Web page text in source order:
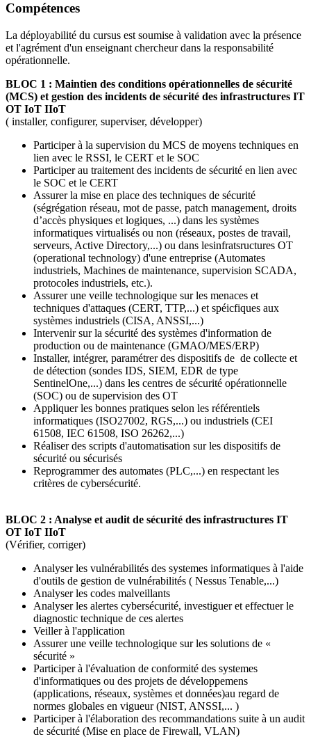
Compétences
La déployabilité du cursus est soumise à validation avec la présence
et l'agrément d'un enseignant chercheur dans la responsabilité
opérationnelle.
BLOC 1 : Maintien des conditions opérationnelles de sécurité
(MCS) et gestion des incidents de sécurité des infrastructures IT
OT IoT IIoT
( installer, configurer, superviser, développer)
Participer à la supervision du MCS de moyens techniques en
lien avec le RSSI, le CERT et le SOC
Participer au traitement des incidents de sécurité en lien avec
le SOC et le CERT
Assurer la mise en place des techniques de sécurité
(ségrégation réseau, mot de passe, patch management, droits
d’accès physiques et logiques, ...) dans les systèmes
informatiques virtualisés ou non (réseaux, postes de travail,
serveurs, Active Directory,...) ou dans lesinfratsructures OT
(operational technology) d'une entreprise (Automates
industriels, Machines de maintenance, supervision SCADA,
protocoles industriels, etc.).
Assurer une veille technologique sur les menaces et
techniques d'attaques (CERT, TTP,...) et spéicfiques aux
systèmes industriels (CISA, ANSSI,...)
Intervenir sur la sécurité des systèmes d'information de
production ou de maintenance (GMAO/MES/ERP)
Installer, intégrer, paramétrer des dispositifs de de collecte et
de détection (sondes IDS, SIEM, EDR de type
SentinelOne,...) dans les centres de sécurité opérationnelle
(SOC) ou de supervision des OT
Appliquer les bonnes pratiques selon les référentiels
informatiques (ISO27002, RGS,...) ou industriels (CEI
61508, IEC 61508, ISO 26262,...)
Réaliser des scripts d'automatisation sur les dispositifs de
sécurité ou sécurisés
Reprogrammer des automates (PLC,...) en respectant les
critères de cybersécurité.
BLOC 2 : Analyse et audit de sécurité des infrastructures IT
OT IoT IIoT
(Vérifier, corriger)
Analyser les vulnérabilités des systemes informatiques à l'aide
d'outils de gestion de vulnérabilités ( Nessus Tenable,...)
Analyser les codes malveillants
Analyser les alertes cybersécurité, investiguer et effectuer le
diagnostic technique de ces alertes
Veiller à l'application
Assurer une veille technologique sur les solutions de «
sécurité »
Participer à l'évaluation de conformité des systemes
d'informatiques ou des projets de développemens
(applications, réseaux, systèmes et données)au regard de
normes globales en vigueur (NIST, ANSSI,... )
Participer à l'élaboration des recommandations suite à un audit
de sécurité (Mise en place de Firewall, VLAN)